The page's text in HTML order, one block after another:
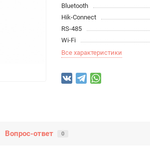
Bluetooth
Hik-Connect
RS-485
Wi-Fi
Все характеристики
Вопрос-ответ 0